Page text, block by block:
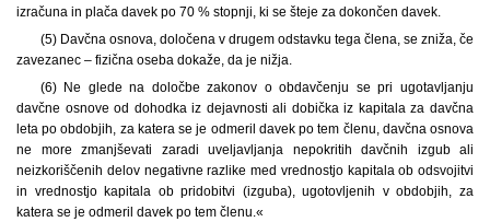
izračuna in plača davek po 70 % stopnji, ki se šteje za dokončen davek.
(5) Davčna osnova, določena v drugem odstavku tega člena, se zniža, če
zavezanec – fizična oseba dokaže, da je nižja.
(6) Ne glede na določbe zakonov o obdavčenju se pri ugotavljanju
davčne osnove od dohodka iz dejavnosti ali dobička iz kapitala za davčna
leta po obdobjih, za katera se je odmeril davek po tem členu, davčna osnova
ne more zmanjševati zaradi uveljavljanja nepokritih davčnih izgub ali
neizkoriščenih delov negativne razlike med vrednostjo kapitala ob odsvojitvi
in vrednostjo kapitala ob pridobitvi (izguba), ugotovljenih v obdobjih, za
katera se je odmeril davek po tem členu.«